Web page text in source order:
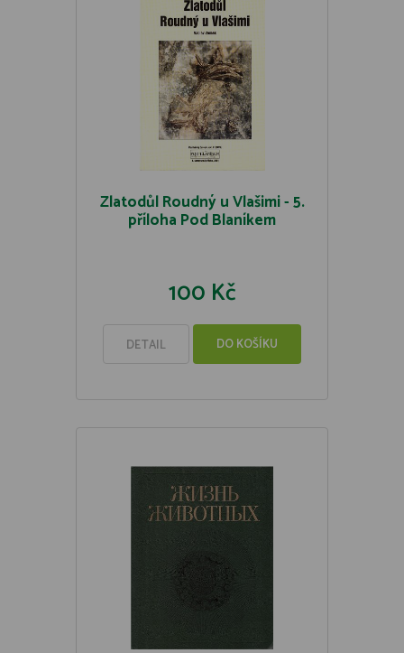
Zlatodůl Roudný u Vlašimi - 5.
příloha Pod Blaníkem
100 Kč
DETAIL DO KOŠÍKU